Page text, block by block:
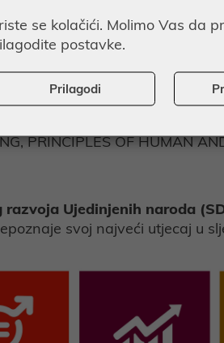
(ENG, PRINCIPLES OF
PRINCIPLES OF HUMAN
razvoja Ujedinjenih naroda
svoj najveći utjecaj u
se kolačići. Molimo Vas da
postavke.
Prilagodi